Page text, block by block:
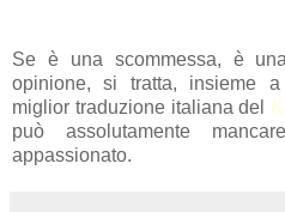
Se è una scommessa, è
opinione, si tratta, insieme
miglior traduzione italiana del
può assolutamente
appassionato.